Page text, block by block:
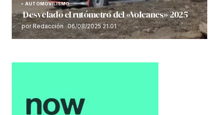
AUTOMOVILISMO
Desvelado el rutómetro del «Volcanes» 2025
por Redacción 06/08/2025 21:01